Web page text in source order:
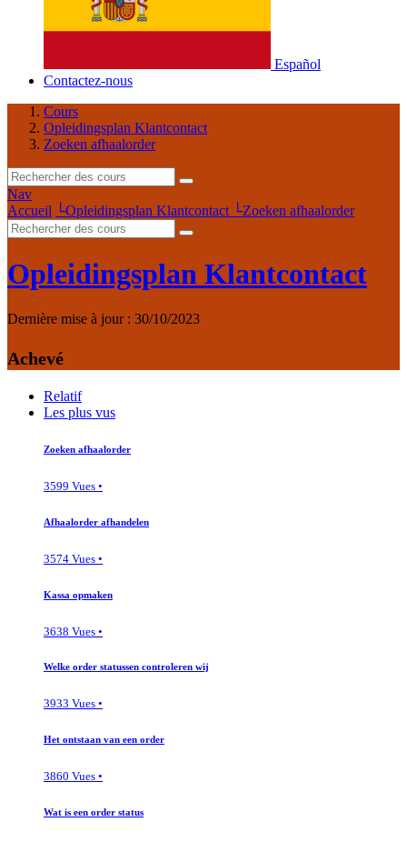
Español
Contactez-nous
Cours
Opleidingsplan Klantcontact
Zoeken afhaalorder
Nav
Accueil └Opleidingsplan Klantcontact └Zoeken afhaalorder
Opleidingsplan Klantcontact
Dernière mise à jour : 30/10/2023
Achevé
Relatif
Les plus vus
Zoeken afhaalorder
3599 Vues •
Afhaalorder afhandelen
3574 Vues •
Kassa opmaken
3638 Vues •
Welke order statussen controleren wij
3933 Vues •
Het ontstaan van een order
3860 Vues •
Wat is een order status